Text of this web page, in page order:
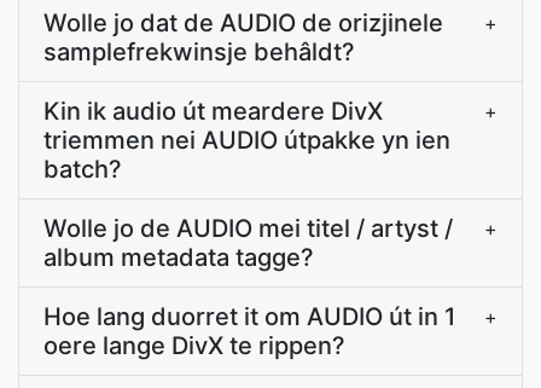
Wolle jo dat de AUDIO de orizjinele
samplefrekwinsje behâldt?
+
Kin ik audio út meardere DivX
triemmen nei AUDIO útpakke yn ien
batch?
+
Wolle jo de AUDIO mei titel / artyst /
album metadata tagge?
+
Hoe lang duorret it om AUDIO út in 1
oere lange DivX te rippen?
+